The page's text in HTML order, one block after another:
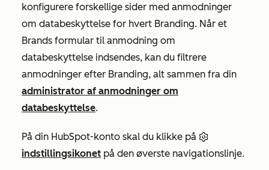
konfigurere forskellige sider med anmodninger
om databeskyttelse for hvert Branding. Når et
Brands formular til anmodning om
databeskyttelse indsendes, kan du filtrere
anmodninger efter Branding, alt sammen fra din
administrator af anmodninger om
databeskyttelse.
På din HubSpot-konto skal du klikke på
indstillingsikonet på den øverste navigationslinje.